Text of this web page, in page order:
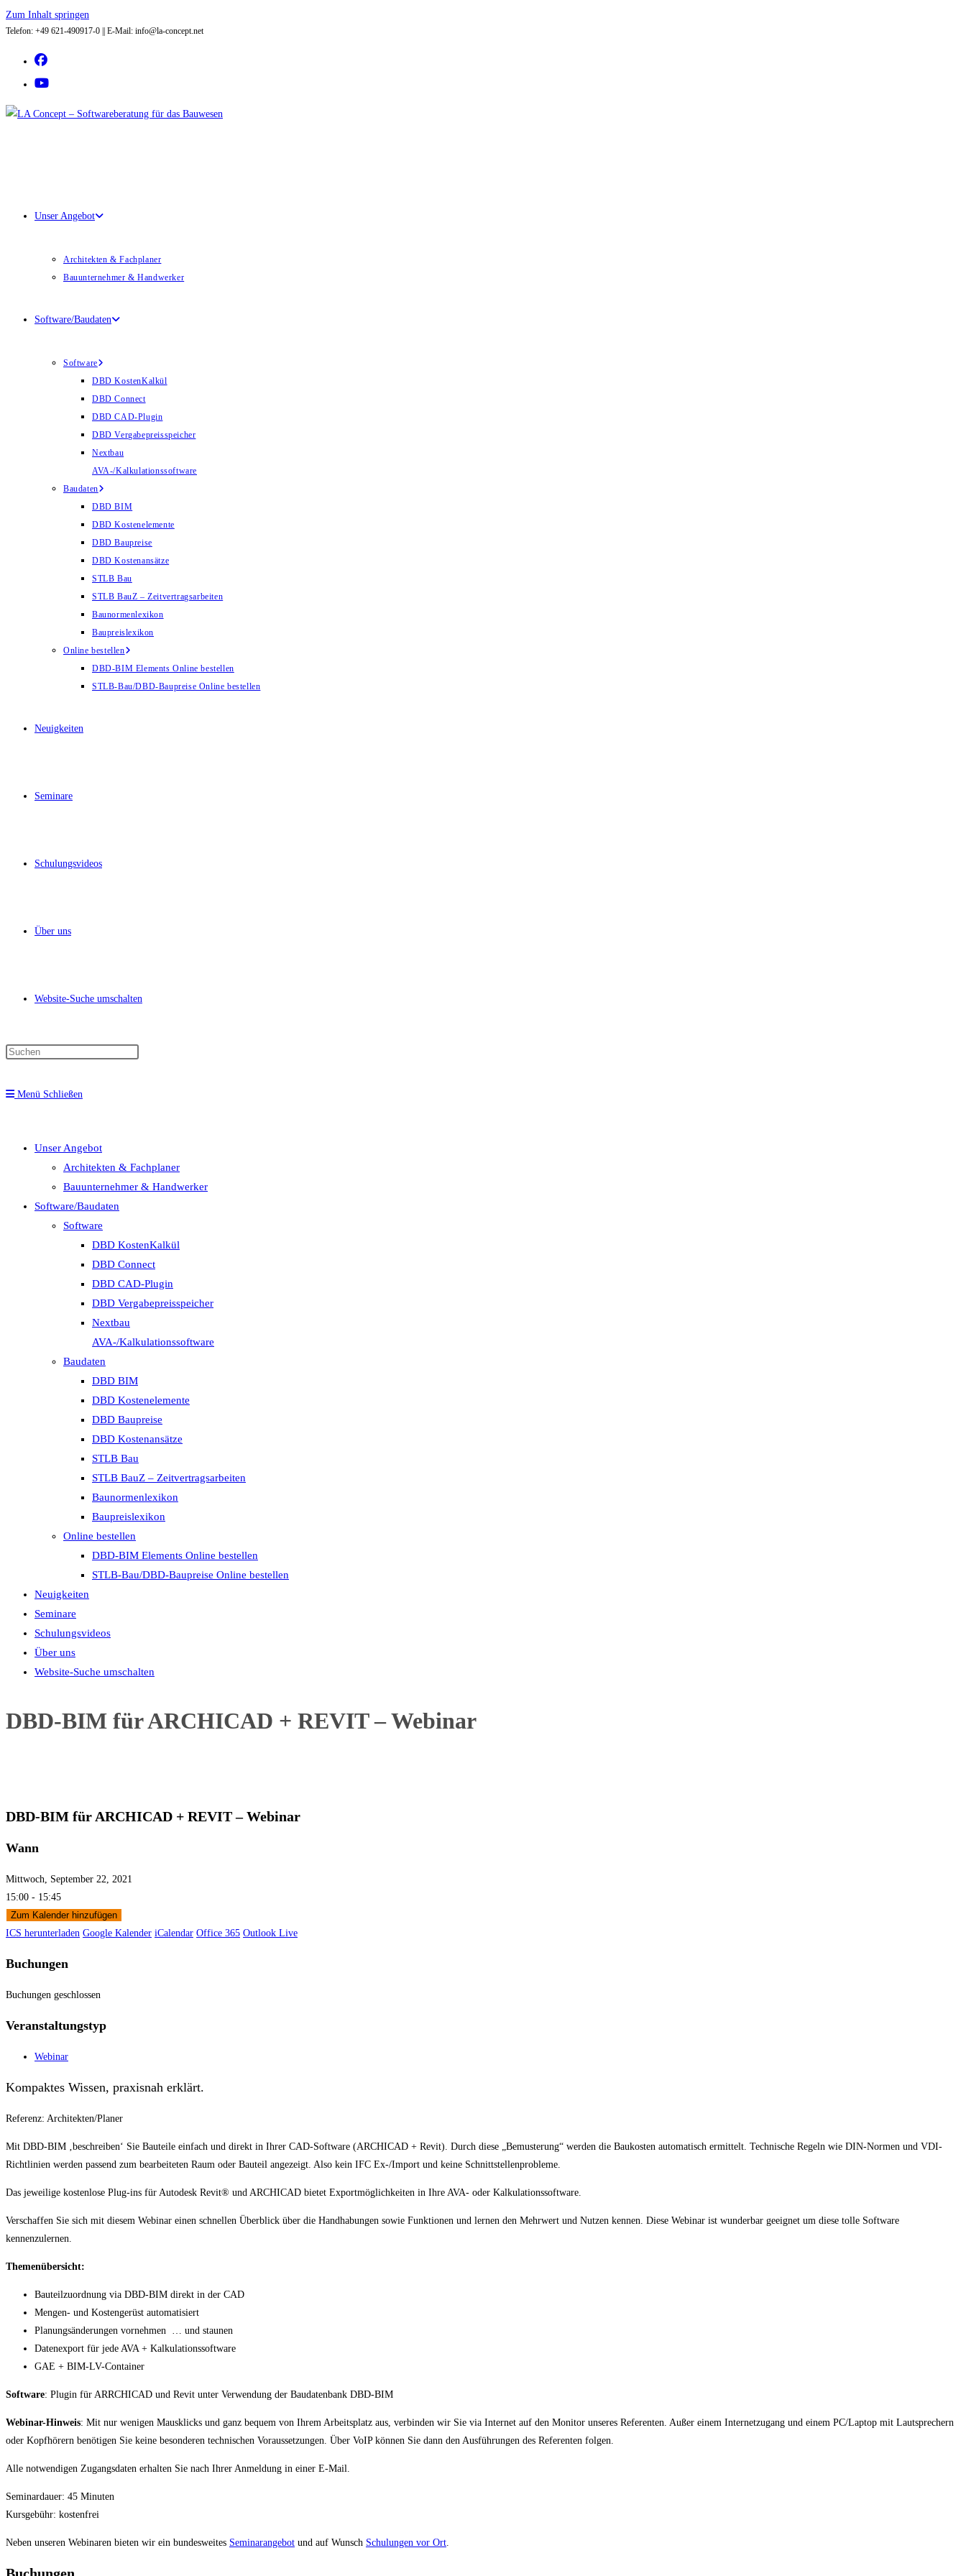
Zum Inhalt springen
Telefon: +49 621-490917-0 || E-Mail: info@la-concept.net
Unser Angebot
Architekten & Fachplaner
Bauunternehmer & Handwerker
Software/Baudaten
Software
DBD KostenKalkül
DBD Connect
DBD CAD-Plugin
DBD Vergabepreisspeicher
Nextbau
AVA-/Kalkulationssoftware
Baudaten
DBD BIM
DBD Kostenelemente
DBD Baupreise
DBD Kostenansätze
STLB Bau
STLB BauZ – Zeitvertragsarbeiten
Baunormenlexikon
Baupreislexikon
Online bestellen
DBD-BIM Elements Online bestellen
STLB-Bau/DBD-Baupreise Online bestellen
Neuigkeiten
Seminare
Schulungsvideos
Über uns
Website-Suche umschalten
Menü Schließen
Unser Angebot
Architekten & Fachplaner
Bauunternehmer & Handwerker
Software/Baudaten
Software
DBD KostenKalkül
DBD Connect
DBD CAD-Plugin
DBD Vergabepreisspeicher
Nextbau
AVA-/Kalkulationssoftware
Baudaten
DBD BIM
DBD Kostenelemente
DBD Baupreise
DBD Kostenansätze
STLB Bau
STLB BauZ – Zeitvertragsarbeiten
Baunormenlexikon
Baupreislexikon
Online bestellen
DBD-BIM Elements Online bestellen
STLB-Bau/DBD-Baupreise Online bestellen
Neuigkeiten
Seminare
Schulungsvideos
Über uns
Website-Suche umschalten
DBD-BIM für ARCHICAD + REVIT – Webinar
DBD-BIM für ARCHICAD + REVIT – Webinar
Wann
Mittwoch, September 22, 2021
15:00 - 15:45
Zum Kalender hinzufügen
ICS herunterladen Google Kalender iCalendar Office 365 Outlook Live
Buchungen
Buchungen geschlossen
Veranstaltungstyp
Webinar
Kompaktes Wissen, praxisnah erklärt.
Referenz: Architekten/Planer
Mit DBD-BIM ‚beschreiben‘ Sie Bauteile einfach und direkt in Ihrer CAD-Software (ARCHICAD + Revit). Durch diese „Bemusterung“ werden die Baukosten automatisch ermittelt. Technische Regeln wie DIN-Normen und VDI-
Richtlinien werden passend zum bearbeiteten Raum oder Bauteil angezeigt. Also kein IFC Ex-/Import und keine Schnittstellenprobleme.
Das jeweilige kostenlose Plug-ins für Autodesk Revit® und ARCHICAD bietet Exportmöglichkeiten in Ihre AVA- oder Kalkulationssoftware.
Verschaffen Sie sich mit diesem Webinar einen schnellen Überblick über die Handhabungen sowie Funktionen und lernen den Mehrwert und Nutzen kennen. Diese Webinar ist wunderbar geeignet um diese tolle Software
kennenzulernen.
Themenübersicht:
Bauteilzuordnung via DBD-BIM direkt in der CAD
Mengen- und Kostengerüst automatisiert
Planungsänderungen vornehmen … und staunen
Datenexport für jede AVA + Kalkulationssoftware
GAE + BIM-LV-Container
Software: Plugin für ARRCHICAD und Revit unter Verwendung der Baudatenbank DBD-BIM
Webinar-Hinweis: Mit nur wenigen Mausklicks und ganz bequem von Ihrem Arbeitsplatz aus, verbinden wir Sie via Internet auf den Monitor unseres Referenten. Außer einem Internetzugang und einem PC/Laptop mit Lautsprechern
oder Kopfhörern benötigen Sie keine besonderen technischen Voraussetzungen. Über VoIP können Sie dann den Ausführungen des Referenten folgen.
Alle notwendigen Zugangsdaten erhalten Sie nach Ihrer Anmeldung in einer E-Mail.
Seminardauer: 45 Minuten
Kursgebühr: kostenfrei
Neben unseren Webinaren bieten wir ein bundesweites Seminarangebot und auf Wunsch Schulungen vor Ort